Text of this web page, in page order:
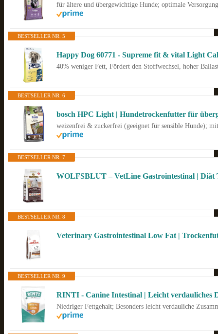
für ältere und übergewichtige Hunde; optimale
BESTSELLER NR. 5
Happy Dog 60771 - Supreme fit & vital Light
40% weniger Fett, Fördert den Stoffwechsel, hoher
BESTSELLER NR. 6
bosch HPC Light | Hundetrockenfutter für
weizenfrei & zuckerfrei (geeignet für sensible Hunde);
BESTSELLER NR. 7
BESTSELLER NR. 8
Veterinary Gastrointestinal Low Fat |
BESTSELLER NR. 9
Niedriger Fettgehalt; Besonders leicht verdauliche